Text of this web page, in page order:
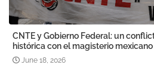
CNTE y Gobierno Federal: un
histórica con el magisterio mexicano
June 18, 2026